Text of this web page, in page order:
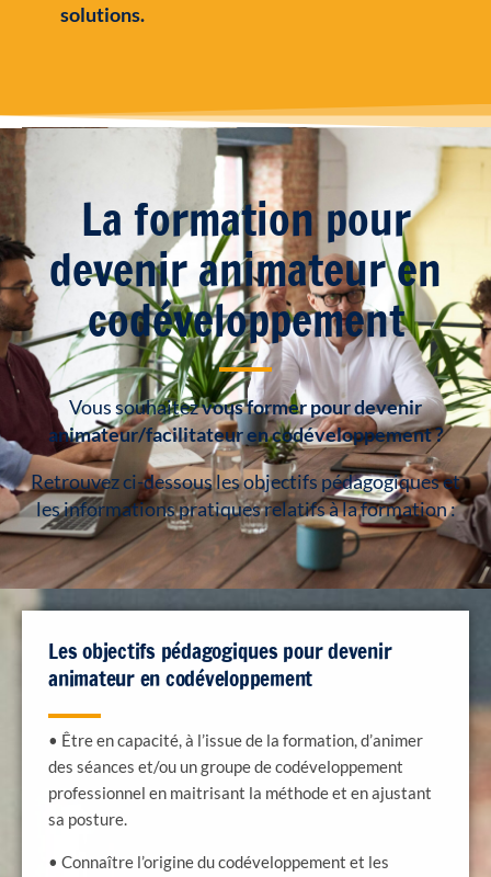
solutions.
La formation pour
devenir animateur en
codéveloppement
Vous souhaitezvous former pour devenir
animateur/facilitateur en codéveloppement ?
Retrouvez ci-dessous les objectifs pédagogiques et
les informations pratiques relatifs à la formation :
Les objectifs pédagogiques pour devenir
animateur en codéveloppement
• Être en capacité, à l’issue de la formation, d’animer
des séances et/ou un groupe de codéveloppement
professionnel en maitrisant la méthode et en ajustant
sa posture.
• Connaître l’origine du codéveloppement et les